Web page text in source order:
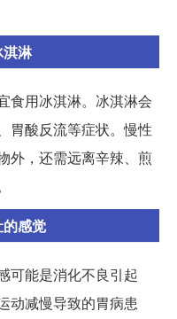
淋
食用冰淇淋。冰淇淋会
胃酸反流等症状。慢性
外，还需远离辛辣、煎
感觉
可能是消化不良引起
动减慢导致的胃病患